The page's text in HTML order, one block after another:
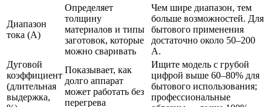
Диапазон
тока (A)
Определяет
толщину
материалов и типы
заготовок, которые
можно сваривать
Чем шире диапазон, тем
больше возможностей. Для
бытового применения
достаточно около 50–200
A.
Дуговой
коэффициент
(длительная
выдержка,
Показывает, как
долго аппарат
может работать без
перегрева
Ищите модель с грубой
цифрой выше 60–80% для
бытового использования;
профессиональные